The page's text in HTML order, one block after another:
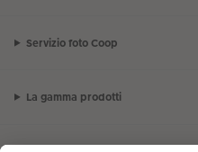
Servizio foto Coop
La gamma prodotti